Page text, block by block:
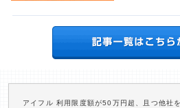
アイフル 利用限度額が50万円超、且つ他社